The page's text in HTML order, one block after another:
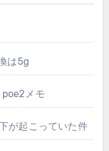
は5g
メモ
が起こっていた件